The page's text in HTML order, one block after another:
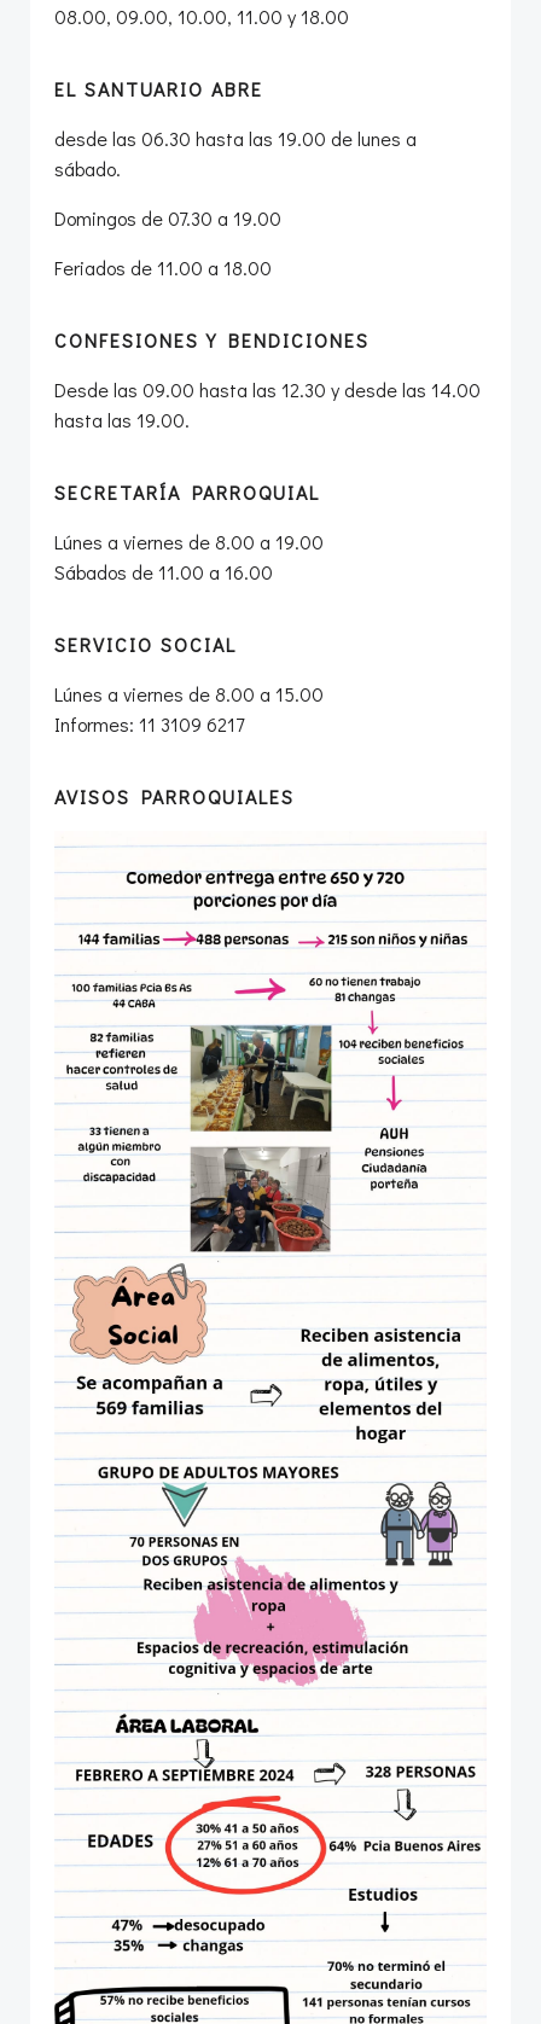
08.00, 09.00, 10.00, 11.00 y 18.00
EL SANTUARIO ABRE
desde las 06.30 hasta las 19.00 de lunes a
sábado.
Domingos de 07.30 a 19.00
Feriados de 11.00 a 18.00
CONFESIONES Y BENDICIONES
Desde las 09.00 hasta las 12.30 y desde las 14.00
hasta las 19.00.
SECRETARÍA PARROQUIAL
Lúnes a viernes de 8.00 a 19.00
Sábados de 11.00 a 16.00
SERVICIO SOCIAL
Lúnes a viernes de 8.00 a 15.00
Informes: 11 3109 6217
AVISOS PARROQUIALES